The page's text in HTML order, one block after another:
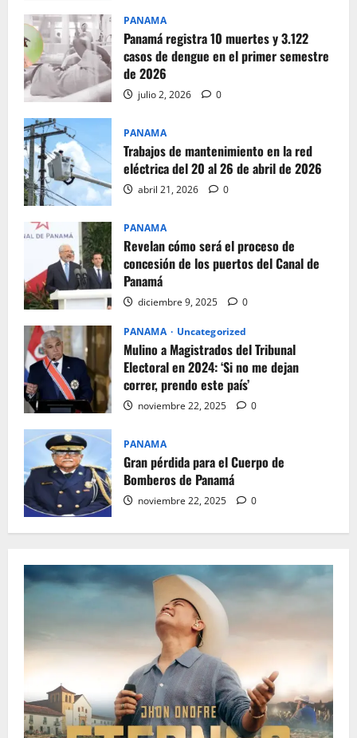
PANAMA
Panamá registra 10 muertes y 3.122
casos de dengue en el primer semestre
de 2026
julio 2, 2026 0
PANAMA
Trabajos de mantenimiento en la red
eléctrica del 20 al 26 de abril de 2026
abril 21, 2026 0
PANAMA
Revelan cómo será el proceso de
concesión de los puertos del Canal de
Panamá
diciembre 9, 2025 0
PANAMA Uncategorized
Mulino a Magistrados del Tribunal
Electoral en 2024: ‘Si no me dejan
correr, prendo este país’
noviembre 22, 2025 0
PANAMA
Gran pérdida para el Cuerpo de
Bomberos de Panamá
noviembre 22, 2025 0